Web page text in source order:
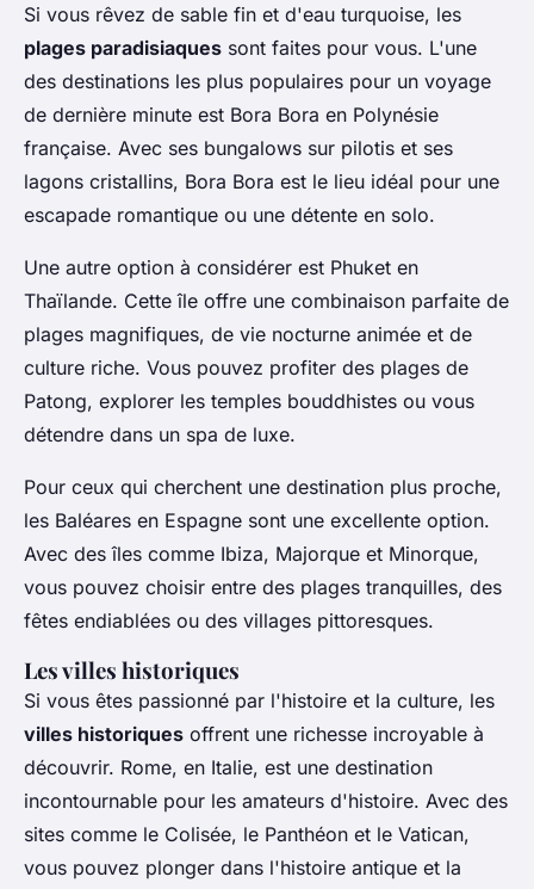
Si vous rêvez de sable fin et d'eau turquoise, les
plages paradisiaques sont faites pour vous. L'une
des destinations les plus populaires pour un voyage
de dernière minute est Bora Bora en Polynésie
française. Avec ses bungalows sur pilotis et ses
lagons cristallins, Bora Bora est le lieu idéal pour une
escapade romantique ou une détente en solo.
Une autre option à considérer est Phuket en
Thaïlande. Cette île offre une combinaison parfaite de
plages magnifiques, de vie nocturne animée et de
culture riche. Vous pouvez profiter des plages de
Patong, explorer les temples bouddhistes ou vous
détendre dans un spa de luxe.
Pour ceux qui cherchent une destination plus proche,
les Baléares en Espagne sont une excellente option.
Avec des îles comme Ibiza, Majorque et Minorque,
vous pouvez choisir entre des plages tranquilles, des
fêtes endiablées ou des villages pittoresques.
Les villes historiques
Si vous êtes passionné par l'histoire et la culture, les
villes historiques offrent une richesse incroyable à
découvrir. Rome, en Italie, est une destination
incontournable pour les amateurs d'histoire. Avec des
sites comme le Colisée, le Panthéon et le Vatican,
vous pouvez plonger dans l'histoire antique et la